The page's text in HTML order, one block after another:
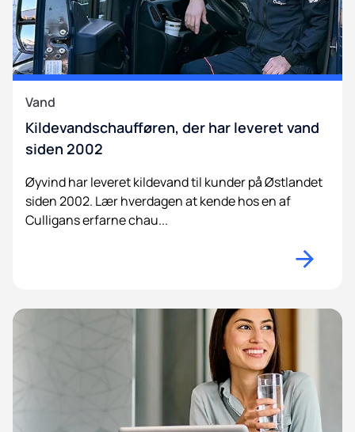
Vand
Kildevandschaufføren, der har leveret vand
siden 2002
Øyvind har leveret kildevand til kunder på Østlandet
siden 2002. Lær hverdagen at kende hos en af
Culligans erfarne chau...